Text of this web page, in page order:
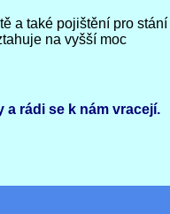
a také pojištění pro stání
na vyšší moc
a rádi se k nám vracejí.